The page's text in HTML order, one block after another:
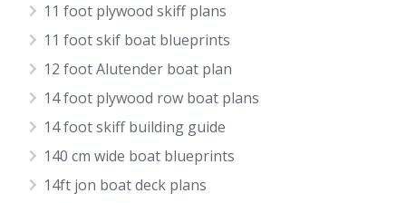
11 foot plywood skiff plans
11 foot skif boat blueprints
12 foot Alutender boat plan
14 foot plywood row boat plans
14 foot skiff building guide
140 cm wide boat blueprints
14ft jon boat deck plans